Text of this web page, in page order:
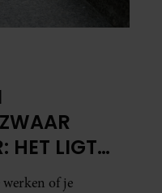
HET LIGT
of je